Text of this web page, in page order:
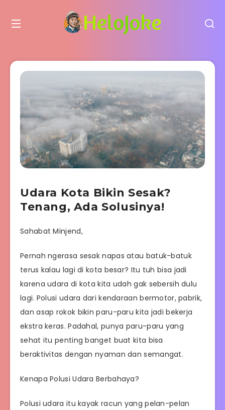
Udara Kota Bikin Sesak?
Tenang, Ada Solusinya!
Sahabat Minjend,
Pernah ngerasa sesak napas atau batuk-batuk
terus kalau lagi di kota besar? Itu tuh bisa jadi
karena udara di kota kita udah gak sebersih dulu
lagi. Polusi udara dari kendaraan bermotor, pabrik,
dan asap rokok bikin paru-paru kita jadi bekerja
ekstra keras. Padahal, punya paru-paru yang
sehat itu penting banget buat kita bisa
beraktivitas dengan nyaman dan semangat.
Kenapa Polusi Udara Berbahaya?
Polusi udara itu kayak racun yang pelan-pelan